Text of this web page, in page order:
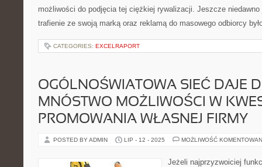
możliwości do podjęcia tej ciężkiej rywalizacji. Jeszcze
trafienie ze swoją marką oraz reklamą do masowego odbiorcy
CATEGORIES: EXCELRAPORT
OGÓLNOŚWIATOWA SIEĆ DAJE
MNÓSTWO MOŻLIWOŚCI W
PROMOWANIA WŁASNEJ FIRMY
POSTED BY ADMIN LIP - 12 - 2025 MOŻLIWOŚĆ
Jeżeli najprzyzwoiciej